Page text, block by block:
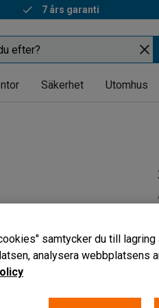
7 års garanti
Säkerhet Utomhus
samtycker du till
analysera webbplatsens